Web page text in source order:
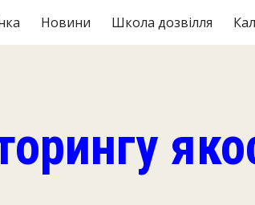
Skip to navigation
Новини Школа дозвілля